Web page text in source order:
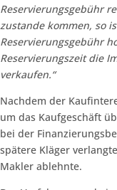
Reservierungsgebühr
zustande kommen, so
Reservierungsgebühr
Reservierungszeit die
verkaufen.“
Nachdem der
um das Kaufgeschäft
bei der
spätere Kläger
Makler ablehnte.